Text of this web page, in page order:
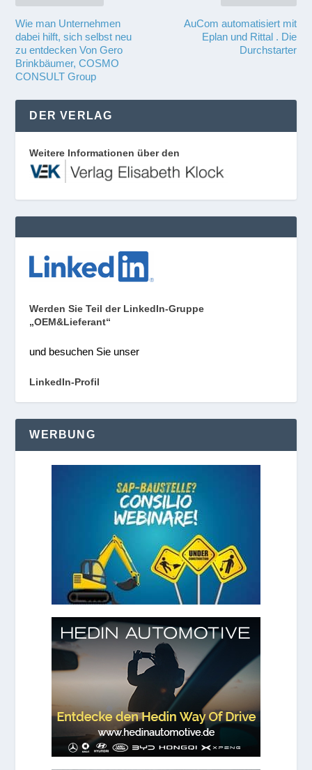
Wie man Unternehmen
dabei hilft, sich selbst neu
zu entdecken Von Gero
Brinkbäumer, COSMO
CONSULT Group
AuCom automatisiert mit
Eplan und Rittal . Die
Durchstarter
DER VERLAG
Weitere Informationen über den
Werden Sie Teil der LinkedIn-Gruppe
„OEM&Lieferant“
und besuchen Sie unser
LinkedIn-Profil
WERBUNG